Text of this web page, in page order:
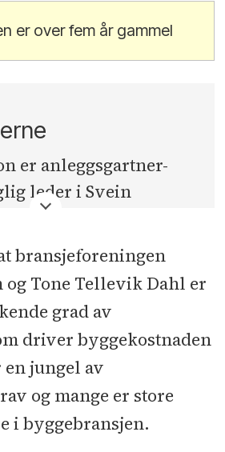
er over fem år gammel
er anleggsgartner-
leder i Svein
AS, som han eier og
med kokk og
Christopher Haatuft.
komplette grønne tak
løsninger for
biologisk mangfold.
bransjeforeningen
og Tone Tellevik Dahl er
grad av
driver byggekostnaden
en jungel av
og mange er store
i byggebransjen.